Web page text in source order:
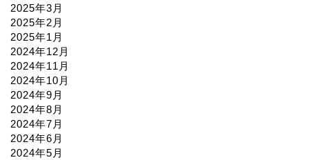
2025年3月
2025年2月
2025年1月
2024年12月
2024年11月
2024年10月
2024年9月
2024年8月
2024年7月
2024年6月
2024年5月